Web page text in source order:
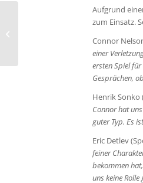
Aufgrund
zum Einsatz.
Connor
einer
ersten Spiel
Gesprächen,
Henrik Sonko
Connor hat
guter Typ. Es
Eric Detlev
feiner
bekommen
uns keine
Chuck Harris verstärkt